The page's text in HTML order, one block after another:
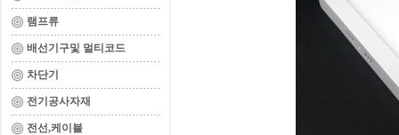
램프류
배선기구및 멀티코드
차단기
전기공사자재
전선,케이블